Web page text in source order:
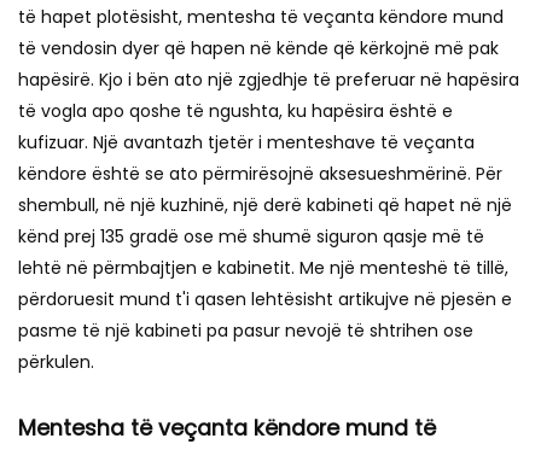
të hapet plotësisht, mentesha të veçanta këndore mund
të vendosin dyer që hapen në kënde që kërkojnë më pak
hapësirë. Kjo i bën ato një zgjedhje të preferuar në hapësira
të vogla apo qoshe të ngushta, ku hapësira është e
kufizuar. Një avantazh tjetër i menteshave të veçanta
këndore është se ato përmirësojnë aksesueshmërinë. Për
shembull, në një kuzhinë, një derë kabineti që hapet në një
kënd prej 135 gradë ose më shumë siguron qasje më të
lehtë në përmbajtjen e kabinetit. Me një menteshë të tillë,
përdoruesit mund t'i qasen lehtësisht artikujve në pjesën e
pasme të një kabineti pa pasur nevojë të shtrihen ose
përkulen.
Mentesha të veçanta këndore mund të